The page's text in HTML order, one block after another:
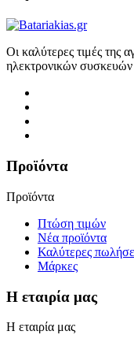
Οι καλύτερες τιμές της
ηλεκτρονικών
Προϊόντα
Προϊόντα
Πτώση τιμών
Νέα προϊόντα
Καλύτερες
Μάρκες
Η εταιρία μας
Η εταιρία μας